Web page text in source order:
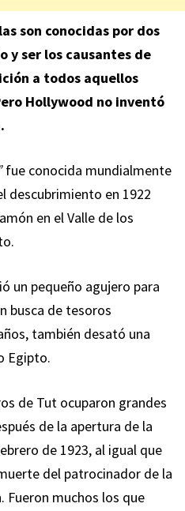
son conocidas por dos
y ser los causantes de
a todos aquellos
Hollywood no inventó
fue conocida mundialmente
descubrimiento en 1922
en el Valle de los
un pequeño agujero para
busca de tesoros
también desató una
Egipto.
de Tut ocuparon grandes
de la apertura de la
de 1923, al igual que
del patrocinador de la
Fueron muchos los que